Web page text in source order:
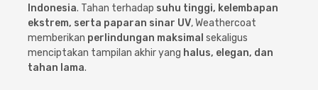
Saniter
Indonesia. Tahan terhadap suhu tinggi, kelembapan
ekstrem, serta paparan sinar UV, Weathercoat
memberikan perlindungan maksimal sekaligus
menciptakan tampilan akhir yang halus, elegan, dan
tahan lama.